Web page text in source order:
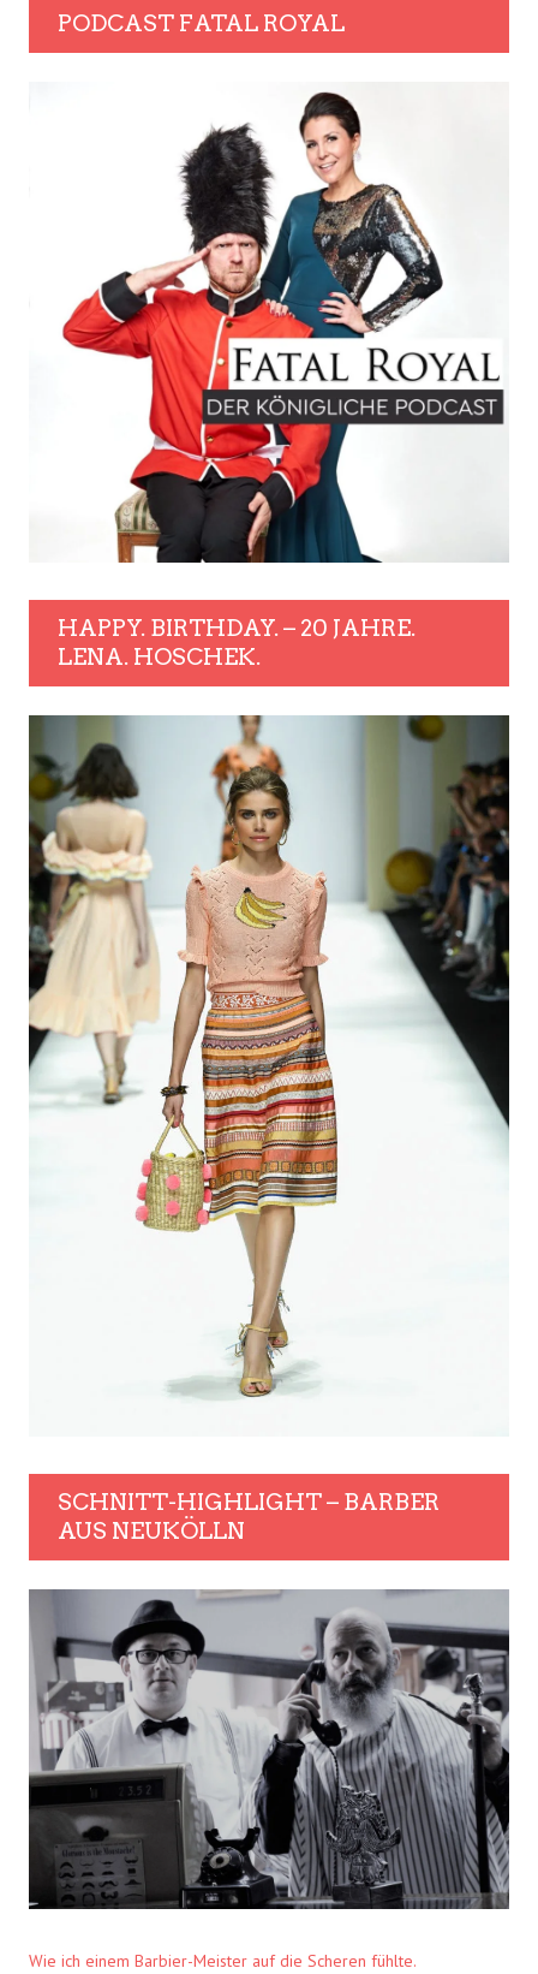
PODCAST FATAL ROYAL
HAPPY. BIRTHDAY. – 20 JAHRE.
LENA. HOSCHEK.
SCHNITT-HIGHLIGHT – BARBER
AUS NEUKÖLLN
Wie ich einem Barbier-Meister auf die Scheren fühlte.